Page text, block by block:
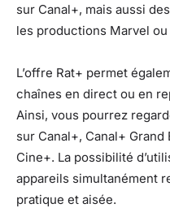
sur Canal+, mais aussi
les productions Marvel ou
L’offre Rat+ permet
chaînes en direct ou en
Ainsi, vous pourrez
sur Canal+, Canal+
Cine+. La possibilité
appareils simultanément
pratique et aisée.